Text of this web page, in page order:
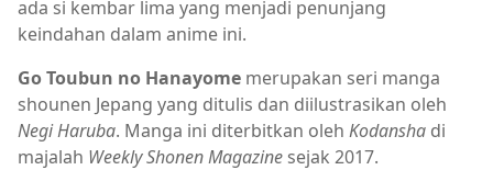
ada si kembar lima yang menjadi penunjang
keindahan dalam anime ini.
Go Toubun no Hanayome merupakan seri manga
shounen Jepang yang ditulis dan diilustrasikan oleh
Negi Haruba. Manga ini diterbitkan oleh Kodansha di
majalah Weekly Shonen Magazine sejak 2017.